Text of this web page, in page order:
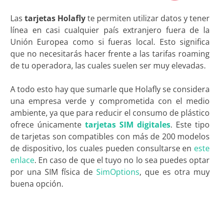
Las tarjetas Holaflyte permiten utilizar datos y tener
línea en casi cualquier país extranjero fuera de la
Unión Europea como si fueras local. Esto significa
que no necesitarás hacer frente a las tarifas roaming
de tu operadora, las cuales suelen ser muy elevadas.
A todo esto hay que sumarle que Holafly se considera
una empresa verde y comprometida con el medio
ambiente, ya que para reducir el consumo de plástico
ofrece únicamente tarjetas SIM digitales. Este tipo
de tarjetas son compatibles con más de 200 modelos
de dispositivo, los cuales pueden consultarse en este
enlace. En caso de que el tuyo no lo sea puedes optar
por una SIM física deSimOptions, que es otra muy
buena opción.